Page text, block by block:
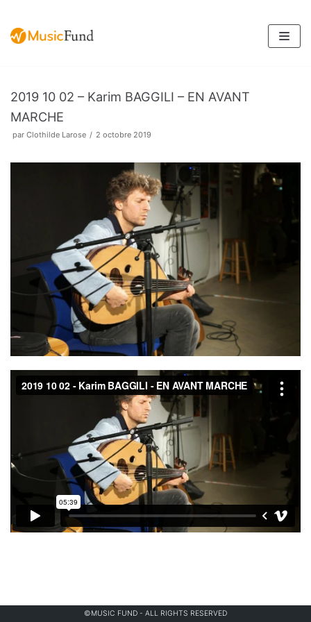
Aller
2019 10 02 – Karim BAGGILI – EN AVANT
MARCHE
par Clothilde Larose 2 octobre 2019
©MUSIC FUND - ALL RIGHTS RESERVED